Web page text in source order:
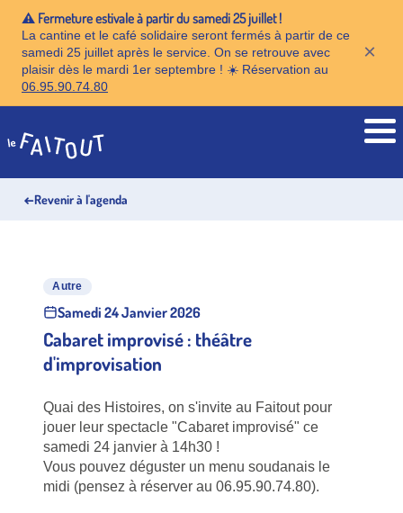
⚠️ Fermeture estivale à partir du samedi 25 juillet !
La cantine et le café solidaire seront fermés à partir de ce
samedi 25 juillet après le service. On se retrouve avec
plaisir dès le mardi 1er septembre ! ☀️ Réservation au
06.95.90.74.80
×
Accueil
←Revenir à l'agenda
Autre
Samedi 24 Janvier 2026
Cabaret improvisé : théâtre
d'improvisation
Quai des Histoires, on s'invite au Faitout pour
jouer leur spectacle "Cabaret improvisé" ce
samedi 24 janvier à 14h30 !
Vous pouvez déguster un menu soudanais le
midi (pensez à réserver au 06.95.90.74.80).